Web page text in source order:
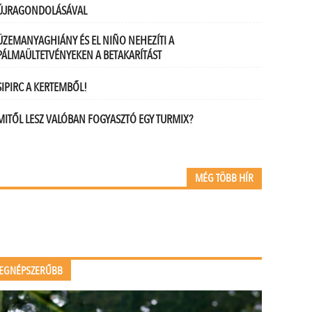
ÉS EL NIÑO NEHEZÍTI A
A BETAKARÍTÁST
A KERTEMBŐL!
LESZ VALÓBAN FOGYASZTÓ EGY TURMIX?
MÉG TÖBB HÍR